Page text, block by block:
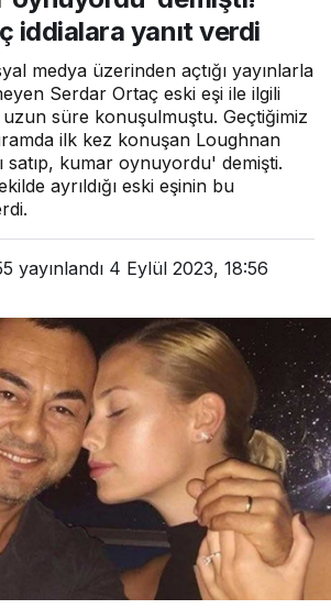
iddialara yanıt verdi
medya üzerinden açtığı yayınlarla
Serdar Ortaç eski eşi ile ilgili
süre konuşulmuştu. Geçtiğimiz
ilk kez konuşan Loughnan
satıp, kumar oynuyordu' demişti.
ayrıldığı eski eşinin bu
yayınlandı 4 Eylül 2023, 18:56